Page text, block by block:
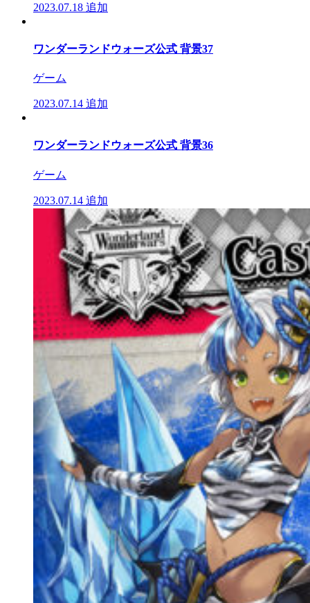
2023.07.18 追加
ワンダーランドウォーズ公式 背景37
ゲーム
2023.07.14 追加
ワンダーランドウォーズ公式 背景36
ゲーム
2023.07.14 追加